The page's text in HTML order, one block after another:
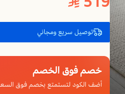
توصيل سريع ومجاني
خصم فوق الخصم
أضف الكود لتستمتع بخصم فوق